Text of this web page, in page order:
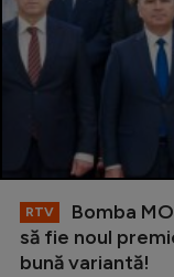
RTV
Bomba
să fie noul
bună variantă!